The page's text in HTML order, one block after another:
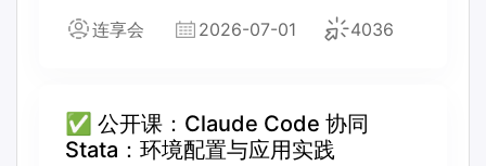
建与 AI 科研助手入门； 公开课三：
2026.7.16，R 环境搭建与 AI 科研助手进阶配
连享会 2026-07-01 4036
✅ 公开课：Claude Code 协同
Stata：环境配置与应用实践